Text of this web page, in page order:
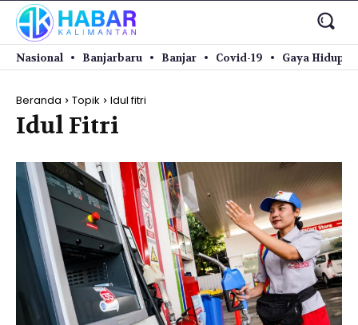
Nasional Banjarbaru Banjar Covid-19 Gaya Hidup
Beranda Topik Idul fitri
Idul Fitri